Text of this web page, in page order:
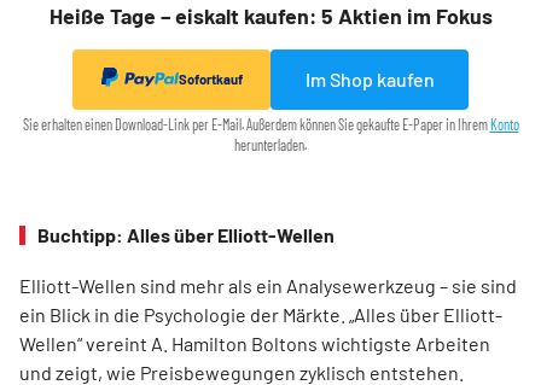
Heiße Tage – eiskalt kaufen: 5 Aktien im Fokus
Sofortkauf Im Shop kaufen
Sie erhalten einen Download-Link per E-Mail. Außerdem können Sie gekaufte E-Paper in Ihrem Konto
herunterladen.
Buchtipp: Alles über Elliott-Wellen
Elliott-Wellen sind mehr als ein Analysewerkzeug – sie sind
ein Blick in die Psychologie der Märkte. „Alles über Elliott-
Wellen“ vereint A. Hamilton Boltons wichtigste Arbeiten
und zeigt, wie Preisbewegungen zyklisch entstehen.